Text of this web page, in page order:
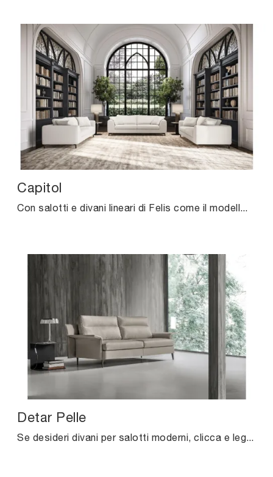
Capitol
Con salotti e divani lineari di Felis come il modello Capitol in tessuto, potrai completare il tuo concept d'arredo.
Detar Pelle
Se desideri divani per salotti moderni, clicca e leggi di più sul modello Detar Pelle in pelle del marchio Excò.